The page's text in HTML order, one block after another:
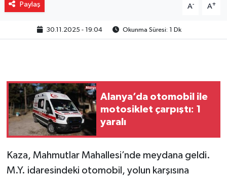
Paylaş A- A+
30.11.2025 - 19:04 Okunma Süresi: 1 Dk
Alanya’da otomobil ile
motosiklet çarpıştı: 1
yaralı
Kaza, Mahmutlar Mahallesi’nde meydana geldi.
M.Y. idaresindeki otomobil, yolun karşısına
Turizm